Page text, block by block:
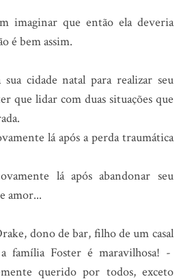
imaginar que então ela deveria
é bem assim.
cidade natal para realizar seu
que lidar com duas situações que
lá após a perda traumática
lá após abandonar seu
amor...
dono de bar, filho de um casal
família Foster é maravilhosa! -
querido por todos, exceto